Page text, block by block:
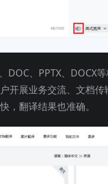
DOC、PPTX、DOCX
开展业务交流、文档
，翻译结果也准确。